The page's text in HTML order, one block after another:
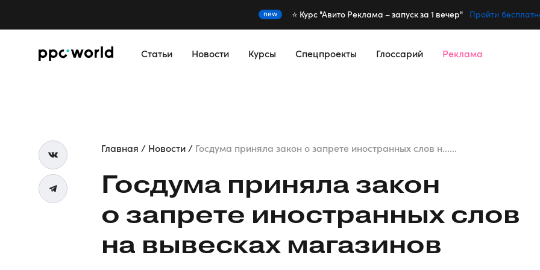
new ⭐️ Курс "Авито Реклама – запуск за 1 вечер" Пройти
Статьи Новости Курсы Спецпроекты Глоссарий Реклама
Главная Новости Госдума приняла закон о запрете иностранных слов н......
Госдума приняла закон
о запрете иностранных слов
на вывесках магазинов